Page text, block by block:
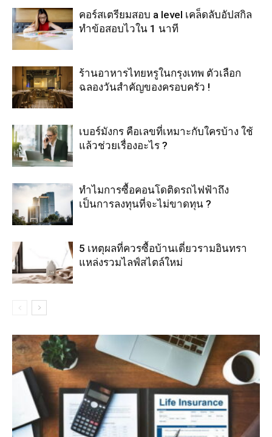
คอร์สเตรียมสอบ a level เคล็ดลับอัปสกิล
ทำข้อสอบไวใน 1 นาที
ร้านอาหารไทยหรูในกรุงเทพ ตัวเลือก
ฉลองวันสำคัญของครอบครัว !
เบอร์มังกร คือเลขที่เหมาะกับใครบ้าง ใช้
แล้วช่วยเรื่องอะไร ?
ทำไมการซื้อคอนโดติดรถไฟฟ้าถึง
เป็นการลงทุนที่จะไม่ขาดทุน ?
5 เหตุผลที่ควรซื้อบ้านเดี่ยวรามอินทรา
แหล่งรวมไลฟ์สไตล์ใหม่